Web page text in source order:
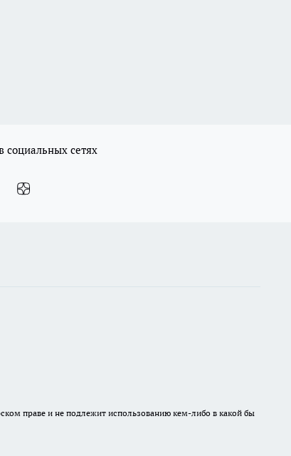
социальных сетях
праве и не подлежит использованию кем-либо в какой бы